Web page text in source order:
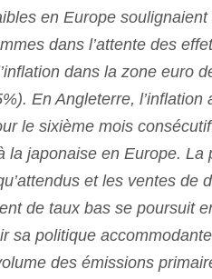
en Europe soulignaient
dans l’attente des
dans la zone euro
En Angleterre, l’inflation
le sixième mois
la japonaise en Europe. La
et les ventes de
de taux bas se poursuit
sa politique
des émissions